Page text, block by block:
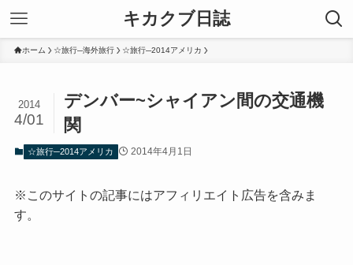
キカクブ日誌
ホーム ☆旅行─海外旅行 ☆旅行─2014アメリカ
デンバー~シャイアン間の交通機
関
2014
4/01
☆旅行─2014アメリカ 2014年4月1日
※このサイトの記事にはアフィリエイト広告を含みま
す。